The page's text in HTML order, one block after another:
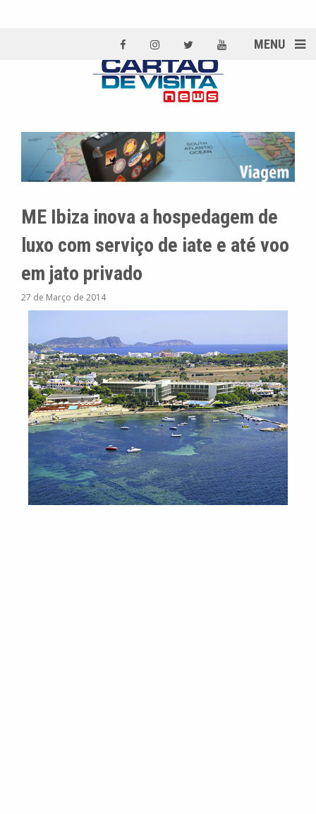
MENU
ME Ibiza inova a hospedagem de
luxo com serviço de iate e até voo
em jato privado
27 de Março de 2014